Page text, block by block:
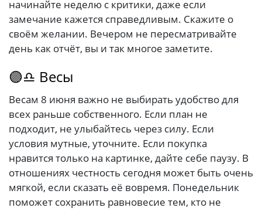
начинайте неделю с критики, даже если
замечание кажется справедливым. Скажите о
своём желании. Вечером не пересматривайте
день как отчёт, вы и так многое заметите.
🟣♎ Весы
Весам 8 июня важно не выбирать удобство для
всех раньше собственного. Если план не
подходит, не улыбайтесь через силу. Если
условия мутные, уточните. Если покупка
нравится только на картинке, дайте себе паузу. В
отношениях честность сегодня может быть очень
мягкой, если сказать её вовремя. Понедельник
поможет сохранить равновесие тем, кто не